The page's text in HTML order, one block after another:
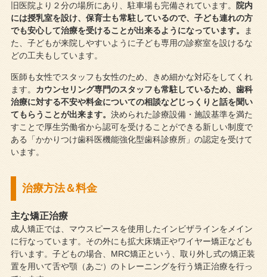
旧医院より２分の場所にあり、駐車場も完備されています。
院内
には授乳室を設け、保育士も常駐しているので、子ども連れの方
でも安心して治療を受けることが出来るようになっています。
ま
た、子どもが来院しやすいように子ども専用の診察室を設けるな
どの工夫もしています。
医師も女性でスタッフも女性のため、きめ細かな対応をしてくれ
ます。 カウンセリング専門のスタッフも常駐しているため、歯科
治療に対する不安や料金についての相談などじっくりと話を聞い
てもらうことが出来ます。 決められた診療設備・施設基準を満た
すことで厚生労働省から認可を受けることができる新しい制度で
ある「かかりつけ歯科医機能強化型歯科診療所」の認定を受けて
います。
治療方法＆料金
主な矯正治療
成人矯正では、マウスピースを使用したインビザラインをメイン
に行なっています。その外にも拡大床矯正やワイヤー矯正なども
行います。子どもの場合、MRC矯正という、取り外し式の矯正装
置を用いて舌や顎（あご）のトレーニングを行う矯正治療を行っ